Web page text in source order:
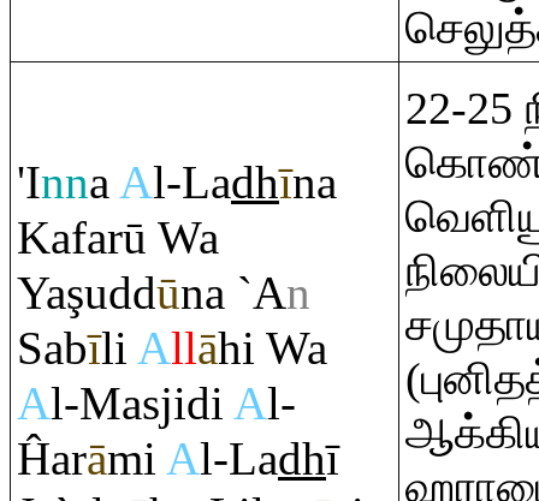
'InnaAl-Ladhīna
Kafarū Wa
Yaşuddūna `An
Sabīli Allāhi Wa
Al-Masjidi Al-
Ĥarāmi Al-Ladhī
22-25